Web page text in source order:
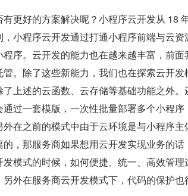
更好的方案解决呢？小程序云开发从 18
小程序云开发通过打通小程序前端与云
序。云开发的能力也在越来越丰富，前
。除了这些新能力，我们也在探索云开
上述的云函数、云存储等基础功能之外
过一套模版，一次性批量部署多个小程
在之前的模式中由于云环境是与小程序
，那服务商如果想用云开发实现业务的
模式的时候，如何便捷、统一、高效管
外在服务商云开发模式下，代码的保护